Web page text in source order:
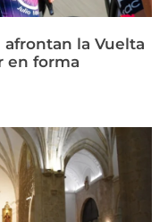
afrontan la Vuelta
en forma